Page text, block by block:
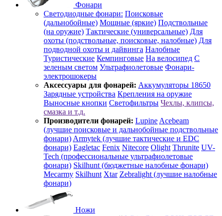
Фонари
Светодиодные фонари: Поисковые
(дальнобойные) Мощные (яркие) Подствольные
(на оружие) Тактические (универсальные) Для
охоты (подствольные, поисковые, налобные) Для
подводной охоты и дайвинга Налобные
Туристические Кемпинговые На велосипед С
зеленым светом Ультрафиолетовые Фонари-
электрошокеры
Аксессуары для фонарей: Аккумуляторы 18650
Зарядные устройства Крепления на оружие
Выносные кнопки Светофильтры Чехлы, клипсы,
смазка и т.д.
Производители фонарей: Lupine Acebeam
(лучшие поисковые и дальнобойные подствольные
фонари) Armytek (лучшие тактические и EDC
фонари) Eagletac Fenix Nitecore Olight Thrunite UV-
Tech (профессиональные ультрафиолетовые
фонари) Skilhunt (бюджетные налобные фонари)
Mecarmy Skilhunt Xtar Zebralight (лучшие налобные
фонари)
Ножи